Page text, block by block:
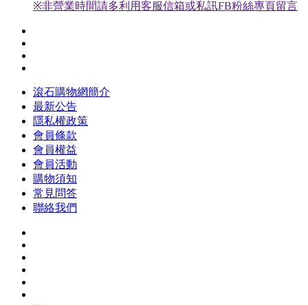
※非營業時間請多利用客服信箱或私訊FB粉絲專頁留言
滾石購物網簡介
最新公告
隱私權政策
會員條款
會員權益
會員活動
購物須知
常見問答
聯絡我們